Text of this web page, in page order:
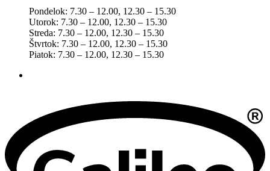
Pondelok: 7.30 – 12.00, 12.30 – 15.30
Utorok: 7.30 – 12.00, 12.30 – 15.30
Streda: 7.30 – 12.00, 12.30 – 15.30
Štvrtok: 7.30 – 12.00, 12.30 – 15.30
Piatok: 7.30 – 12.00, 12.30 – 15.30